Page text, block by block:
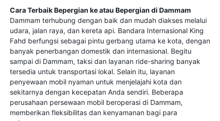
Cara Terbaik Bepergian ke atau Bepergian di Dammam
Dammam terhubung dengan baik dan mudah diakses melalui
udara, jalan raya, dan kereta api. Bandara Internasional King
Fahd berfungsi sebagai pintu gerbang utama ke kota, dengan
banyak penerbangan domestik dan internasional. Begitu
sampai di Dammam, taksi dan layanan ride-sharing banyak
tersedia untuk transportasi lokal. Selain itu, layanan
penyewaan mobil nyaman untuk menjelajahi kota dan
sekitarnya dengan kecepatan Anda sendiri. Beberapa
perusahaan persewaan mobil beroperasi di Dammam,
memberikan fleksibilitas dan kenyamanan bagi para